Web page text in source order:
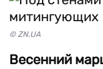
© ZN.UA
Весенний